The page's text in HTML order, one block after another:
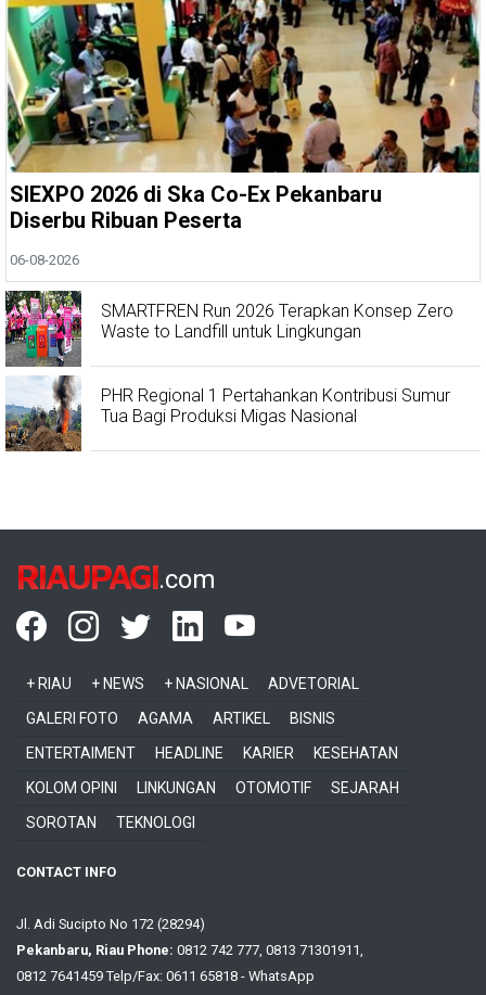
SIEXPO 2026 di Ska Co-Ex Pekanbaru
Diserbu Ribuan Peserta
06-08-2026
SMARTFREN Run 2026 Terapkan Konsep Zero
Waste to Landfill untuk Lingkungan
PHR Regional 1 Pertahankan Kontribusi Sumur
Tua Bagi Produksi Migas Nasional
RIAUPAGI.com
+ RIAU + NEWS + NASIONAL
ADVETORIAL
GALERI FOTO
AGAMA ARTIKEL
BISNIS
ENTERTAIMENT
HEADLINE KARIER
KESEHATAN
KOLOM OPINI
LINKUNGAN OTOMOTIF
SEJARAH
SOROTAN
TEKNOLOGI
CONTACT INFO
Jl. Adi Sucipto No 172 (28294)
Pekanbaru, Riau Phone: 0812 742 777, 0813 71301911,
0812 7641459 Telp/Fax: 0611 65818 - WhatsApp